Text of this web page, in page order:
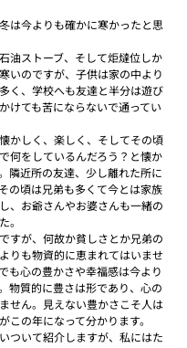
は今よりも確かに寒かったと思
油ストーブ、そして炬燵位しか
いのですが、子供は家の中より
く、学校へも友達と半分は遊び
けても苦にならないで通ってい
かしく、楽しく、そしてその頃
何をしているんだろう？と懐か
隣近所の友達、少し離れた所に
の頃は兄弟も多くて今とは家族
、お爺さんやお婆さんも一緒の
。
すが、何故か貧しさとか兄弟の
りも物資的に恵まれてはいませ
も心の豊かさや幸福感は今より
物質的に豊さは形であり、心の
せん。見えない豊かさこそ人は
この年になって分かります。
ついて紹介しますが、私にはた